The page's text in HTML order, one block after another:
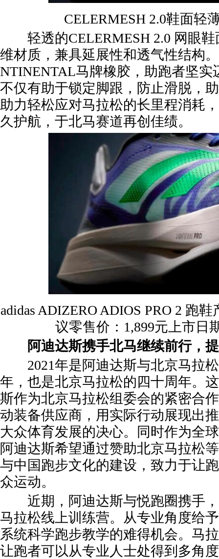
CELERMESH 2.0鞋面轻
轻透的CELERMESH 2.0 网眼鞋
维材质，兼具延展性和透气性结构
NTINENTAL马牌橡胶，助跑者坚实
不仅有助于锁定脚跟，防止滑脱，
助力轻松应对马拉松的长里程消耗
久护航，于北马赛道再创佳绩。
adidas ADIZERO ADIOS PRO 2 跑
议零售价：1,899元上市日
阿迪达斯携手北马继续前行，
2021年是阿迪达斯与北京马拉松
年，也是北京马拉松的四十周年。
斯作为北京马拉松组委会的紧密合
动装备供应商，用实际行动展现出
大众体育发展的决心。同时作为全
阿迪达斯希望通过赞助北京马拉松
与中国跑步文化的建设，致力于让
众运动。
近期，阿迪达斯与悦跑圈携手，
马拉松线上训练营。从专业角度给
系统科学跑步教学的难得机会。马
让跑者可以从专业人士处得到多角